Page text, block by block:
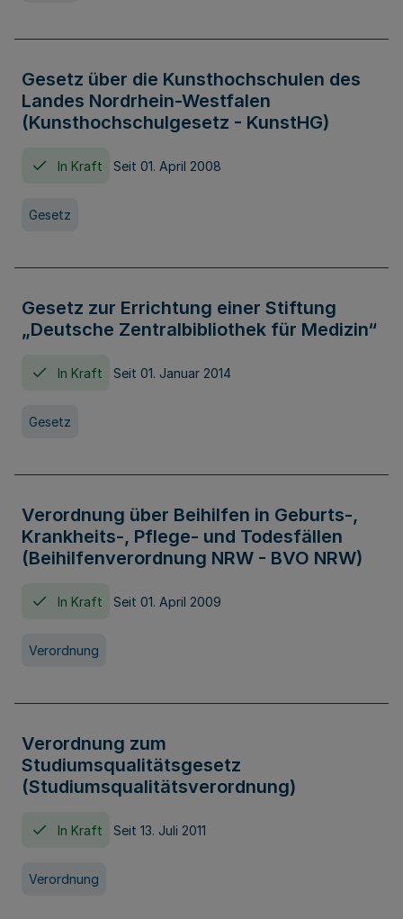
Gesetz über die Kunsthochschulen des
Landes Nordrhein-Westfalen
(Kunsthochschulgesetz - KunstHG)
In Kraft Seit 01. April 2008
Gesetz
Gesetz zur Errichtung einer Stiftung
„Deutsche Zentralbibliothek für Medizin“
In Kraft Seit 01. Januar 2014
Gesetz
Verordnung über Beihilfen in Geburts-,
Krankheits-, Pflege- und Todesfällen
(Beihilfenverordnung NRW - BVO NRW)
In Kraft Seit 01. April 2009
Verordnung
Verordnung zum
Studiumsqualitätsgesetz
(Studiumsqualitätsverordnung)
In Kraft Seit 13. Juli 2011
Verordnung